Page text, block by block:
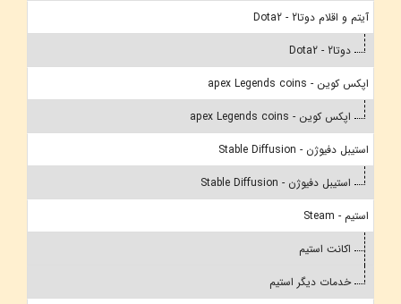
آیتم و اقلام دوتا2 - Dota2
دوتا2 - Dota2
اپکس کوین - apex Legends coins
اپکس کوین - apex Legends coins
استیبل دفیوژن - Stable Diffusion
استیبل دفیوژن - Stable Diffusion
استیم - Steam
اکانت استیم
خدمات دیگر استیم